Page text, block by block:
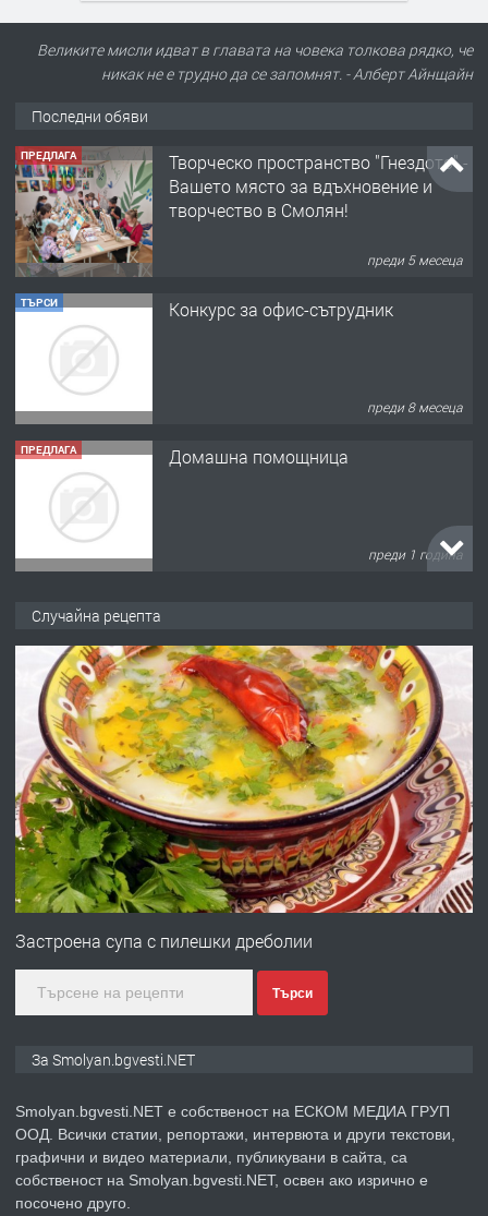
Великите мисли идват в главата на човека толкова рядко, че
никак не е трудно да се запомнят. - Алберт Айнщайн
Последни обяви
ПРЕДЛАГА
Творческо пространство "Гнездото" -
Вашето място за вдъхновение и
творчество в Смолян!
преди 5 месеца
ТЪРСИ Конкурс за офис-сътрудник
преди 8 месеца
ПРЕДЛАГА Домашна помощница
преди 1 година
преди 2 години
ПРЕДЛАГА
УДЪЛЖАВАНЕ НА ЧОВЕШКИЯТ
ЖИВОТ И ПОДОБРЯВАНЕ НА
НЕГОВОТО КАЧЕСТВО
преди 2 години
ПРЕДЛАГА Имот в Северна Гърция, до Кавала
преди 2 години
ПРЕДЛАГА КЪЩА В МАРОНЯ
Случайна рецепта
Застроена супа с пилешки дреболии
Търси
За Smolyan.bgvesti.NET
Smolyan.bgvesti.NET е собственост на ЕСКОМ МЕДИА ГРУП
ООД. Всички статии, репортажи, интервюта и други текстови,
графични и видео материали, публикувани в сайта, са
собственост на Smolyan.bgvesti.NET, освен ако изрично е
посочено друго.